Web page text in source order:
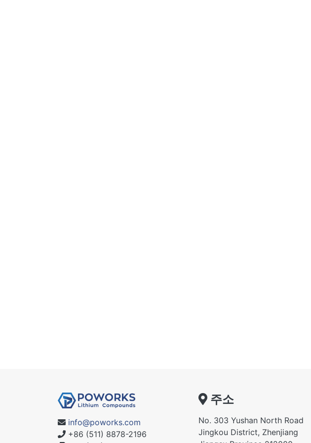
info@poworks.com
+86 (511) 8878-2196
주소
No. 303 Yushan North Road
Jingkou District, Zhenjiang